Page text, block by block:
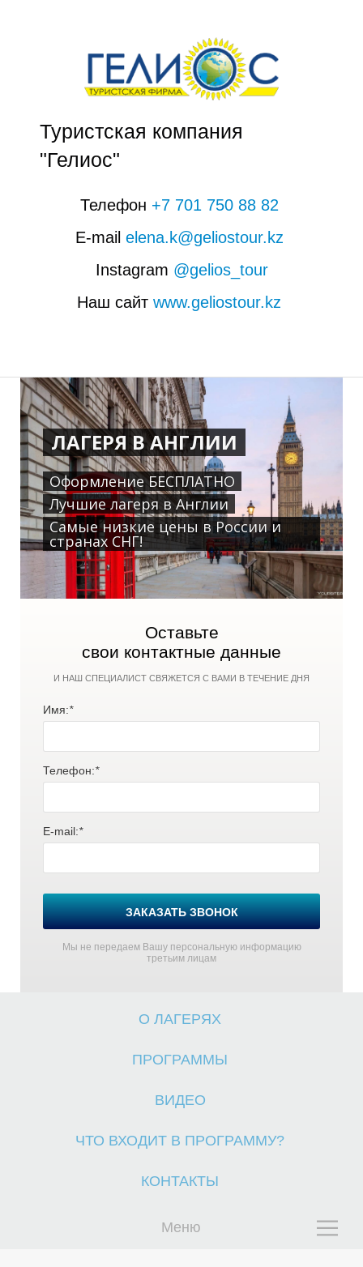
Туристская компания
"Гелиос"
Телефон +7 701 750 88 82
E-mail elena.k@geliostour.kz
Instagram @gelios_tour
Наш сайт www.geliostour.kz
ЛАГЕРЯ В АНГЛИИ
Оформление БЕСПЛАТНО
Лучшие лагеря в Англии
Самые низкие цены в России и
странах СНГ!
Оставьте
свои контактные данные
И НАШ СПЕЦИАЛИСТ СВЯЖЕТСЯ С ВАМИ В ТЕЧЕНИЕ ДНЯ
Имя:*
Телефон:*
E-mail:*
ЗАКАЗАТЬ ЗВОНОК
Мы не передаем Вашу персональную информацию
третьим лицам
О ЛАГЕРЯХ
ПРОГРАММЫ
ВИДЕО
ЧТО ВХОДИТ В ПРОГРАММУ?
КОНТАКТЫ
Меню
О
Л
А